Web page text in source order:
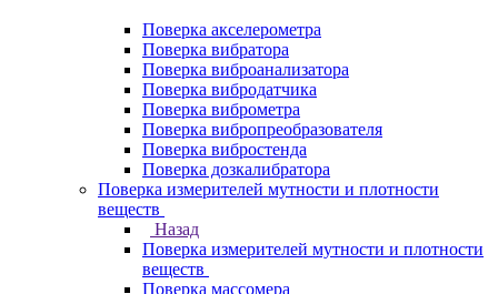
Поверка акселерометра
Поверка вибратора
Поверка виброанализатора
Поверка вибродатчика
Поверка виброметра
Поверка вибропреобразователя
Поверка вибростенда
Поверка дозкалибратора
Поверка измерителей мутности и плотности
веществ
Назад
Поверка измерителей мутности и плотности
веществ
Поверка массомера